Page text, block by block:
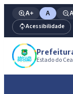
A+ A
Acessibilidade
Estado do